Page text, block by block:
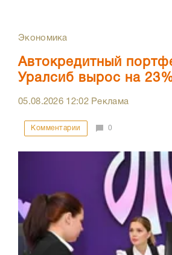
Экономика
Автокредитный
Уралсиб вырос на
05.08.2026 12:02Реклама
Комментарии 0